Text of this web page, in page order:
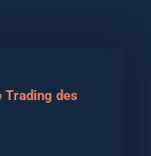
Trading des